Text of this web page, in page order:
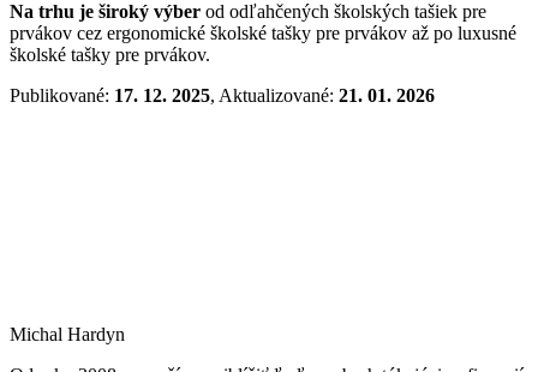
Na trhu je široký výber od odľahčených školských tašiek pre
prvákov cez ergonomické školské tašky pre prvákov až po luxusné
školské tašky pre prvákov.
Publikované: 17. 12. 2025, Aktualizované: 21. 01. 2026
Michal Hardyn